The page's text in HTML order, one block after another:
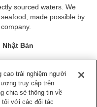
sourced waters. We
made possible by
Bản
cao trải nghiệm người
truy cập trên
chia sẻ thông tin về
tôi với các đối tác